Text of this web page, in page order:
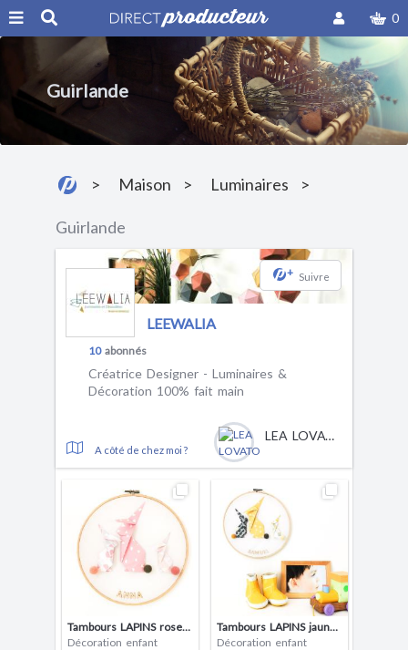
0
Guirlande
Maison Luminaires
Guirlande
+ Suivre
LEEWALIA
10abonnés
Créatrice Designer - Luminaires &
Décoration 100% fait main
A côté de chez moi ?
LEA LOVATO
Tambours LAPINS rose et beige - décoration enfant bébé à personnaliser
Décoration enfant
Tambours LAPINS jaune et gris - décoration chambre enfant bébé à personnaliser
Décoration enfant